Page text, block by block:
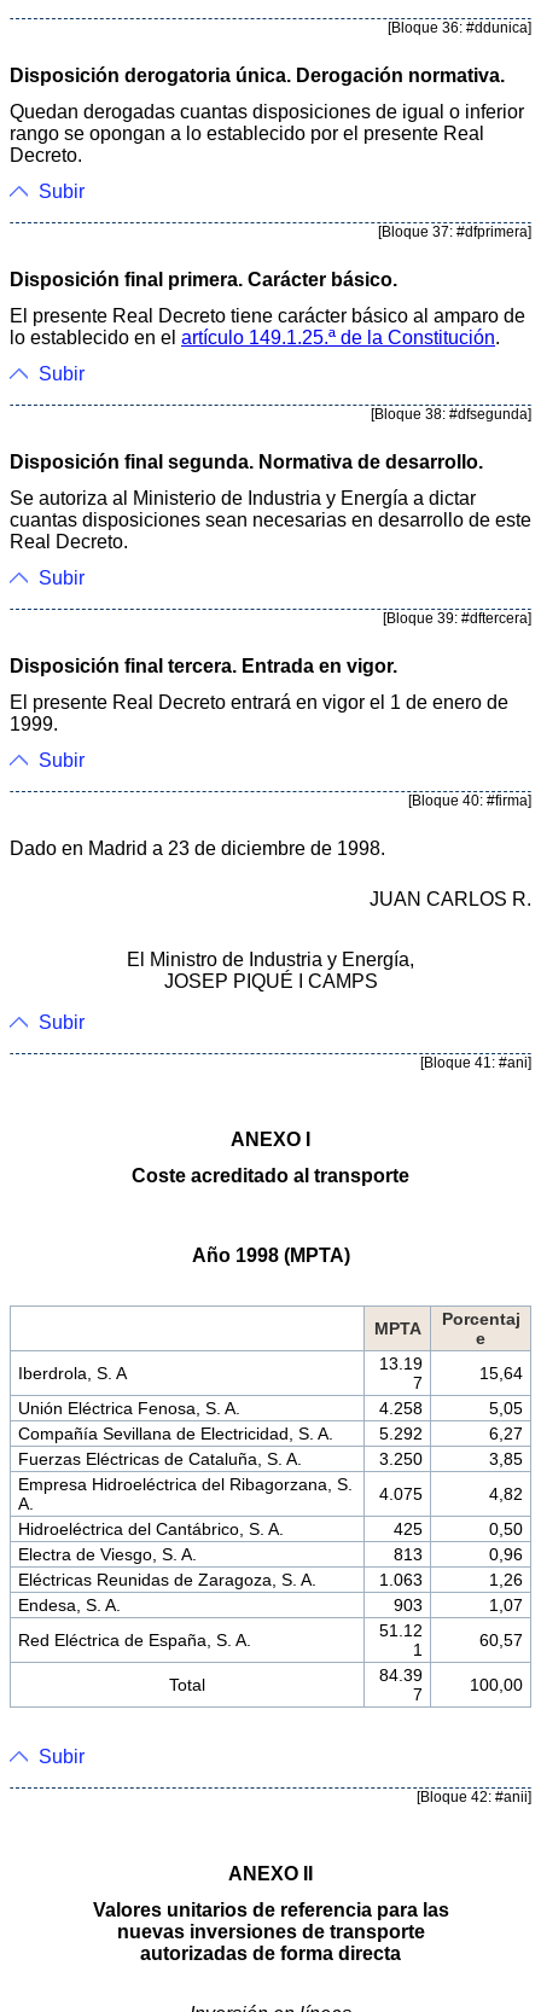
[Bloque 36: #ddunica]
Disposición derogatoria única. Derogación normativa.
Quedan derogadas cuantas disposiciones de igual o inferior
rango se opongan a lo establecido por el presente Real
Decreto.
Subir
[Bloque 37: #dfprimera]
Disposición final primera. Carácter básico.
El presente Real Decreto tiene carácter básico al amparo de
lo establecido en el artículo 149.1.25.ª de la Constitución.
Subir
[Bloque 38: #dfsegunda]
Disposición final segunda. Normativa de desarrollo.
Se autoriza al Ministerio de Industria y Energía a dictar
cuantas disposiciones sean necesarias en desarrollo de este
Real Decreto.
Subir
[Bloque 39: #dftercera]
Disposición final tercera. Entrada en vigor.
El presente Real Decreto entrará en vigor el 1 de enero de
1999.
Subir
[Bloque 40: #firma]
Dado en Madrid a 23 de diciembre de 1998.
JUAN CARLOS R.
El Ministro de Industria y Energía,
JOSEP PIQUÉ I CAMPS
Subir
[Bloque 41: #ani]
ANEXO I
Coste acreditado al transporte
Año 1998 (MPTA)
MPTA
Porcentaj
e
Iberdrola, S. A
13.19
7
15,64
Unión Eléctrica Fenosa, S. A.
4.258
5,05
Compañía Sevillana de Electricidad, S. A.
5.292
6,27
Fuerzas Eléctricas de Cataluña, S. A.
3.250
3,85
Empresa Hidroeléctrica del Ribagorzana, S.
A.
4.075
4,82
Hidroeléctrica del Cantábrico, S. A.
425
0,50
Electra de Viesgo, S. A.
813
0,96
Eléctricas Reunidas de Zaragoza, S. A.
1.063
1,26
Endesa, S. A.
903
1,07
Red Eléctrica de España, S. A.
51.12
1
60,57
Total
84.39
7
100,00
Subir
[Bloque 42: #anii]
ANEXO II
Valores unitarios de referencia para las
nuevas inversiones de transporte
autorizadas de forma directa